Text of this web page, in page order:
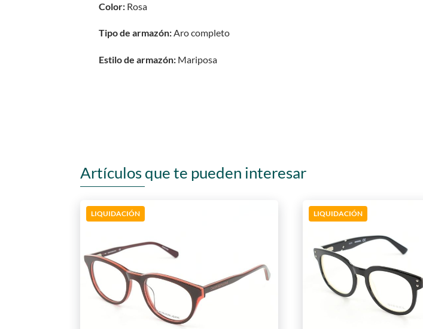
Color: Rosa
Tipo de armazón:Aro completo
Estilo de armazón: Mariposa
Artículos que te pueden interesar
LIQUIDACIÓN LIQUIDACIÓN